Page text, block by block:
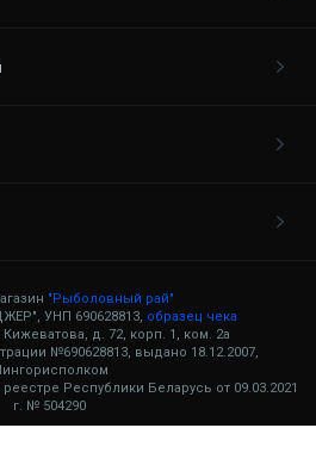
"Рыболовный рай"
УНП 690628813, образец чека
д. 72, корп. 1, ком. 2а
№690628813, выдано 18.12.2007,
Республики Беларусь от 09.03.2021
г. № 504290